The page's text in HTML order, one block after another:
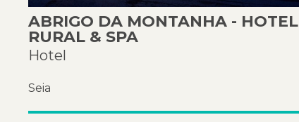
ABRIGO DA MONTANHA - HOTEL
RURAL & SPA
Hotel
Seia